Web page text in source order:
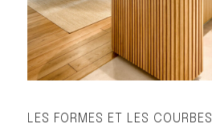
LES FORMES ET LES COURBES